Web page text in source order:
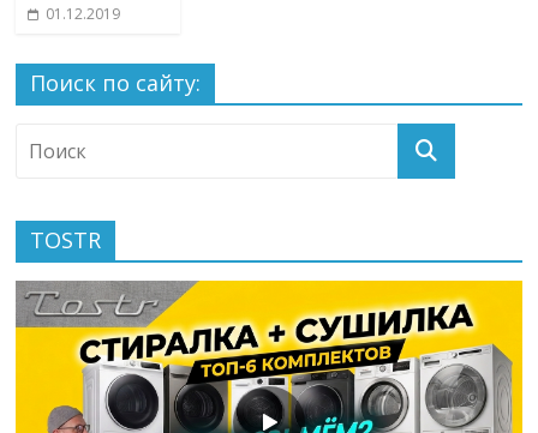
01.12.2019
Поиск по сайту:
TOSTR